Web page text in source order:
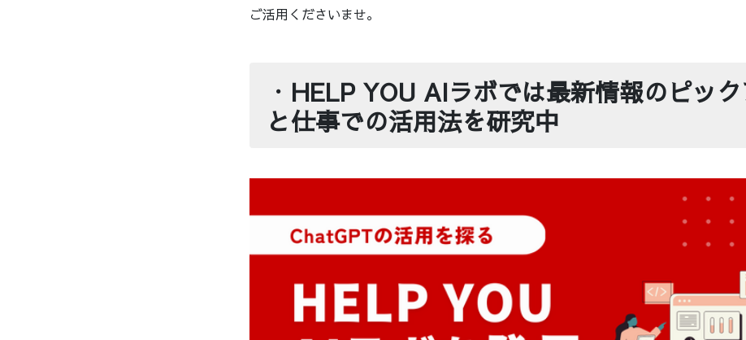
ご活用くださいませ。
・ HELP YOU AIラボでは最新情報のピッ
と仕事での活用法を研究中